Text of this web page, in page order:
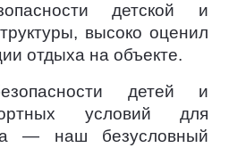
детской и
высоко оценил
отдыха на объекте.
детей и
условий для
— наш безусловный